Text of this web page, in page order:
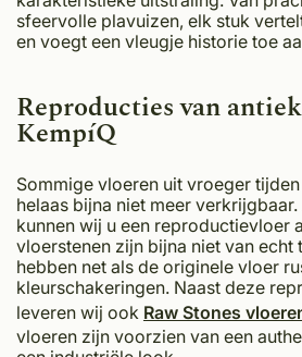
sfeervolle plavuizen, elk stuk
en voegt een vleugje historie toe
Reproducties van
KempíQ
Sommige vloeren uit vroeger
helaas bijna niet meer
kunnen wij u een reproductievloer
vloerstenen zijn bijna niet van echt
hebben net als de originele vloer
kleurschakeringen. Naast deze
leveren wij ook Raw Stones
vloeren zijn voorzien van een